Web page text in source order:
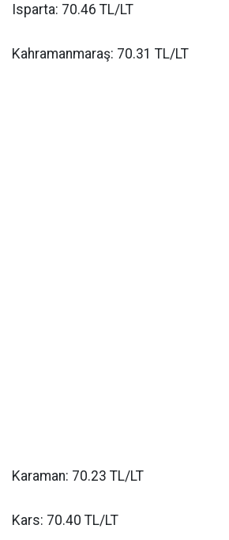
Isparta: 70.46 TL/LT
Kahramanmaraş: 70.31 TL/LT
Karaman: 70.23 TL/LT
Kars: 70.40 TL/LT